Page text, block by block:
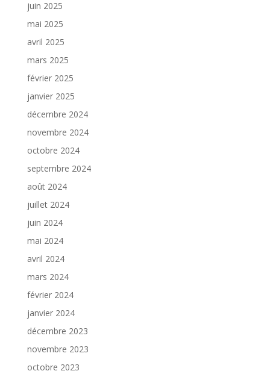
juin 2025
mai 2025
avril 2025
mars 2025
février 2025
janvier 2025
décembre 2024
novembre 2024
octobre 2024
septembre 2024
août 2024
juillet 2024
juin 2024
mai 2024
avril 2024
mars 2024
février 2024
janvier 2024
décembre 2023
novembre 2023
octobre 2023